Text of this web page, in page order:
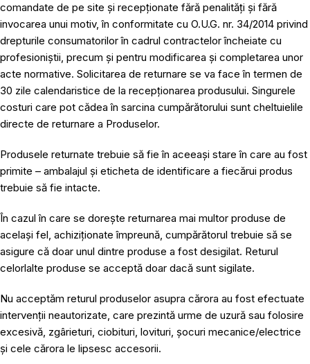
comandate de pe site și recepționate fără penalități și fără
invocarea unui motiv, în conformitate cu O.U.G. nr. 34/2014 privind
drepturile consumatorilor în cadrul contractelor încheiate cu
profesioniștii, precum și pentru modificarea și completarea unor
acte normative. Solicitarea de returnare se va face în termen de
30 zile calendaristice de la recepționarea produsului. Singurele
costuri care pot cădea în sarcina cumpărătorului sunt cheltuielile
directe de returnare a Produselor.
Produsele returnate trebuie să fie în aceeași stare în care au fost
primite – ambalajul și eticheta de identificare a fiecărui produs
trebuie să fie intacte.
În cazul în care se dorește returnarea mai multor produse de
același fel, achiziționate împreună, cumpărătorul trebuie să se
asigure că doar unul dintre produse a fost desigilat. Returul
celorlalte produse se acceptă doar dacă sunt sigilate.
Nu acceptăm returul produselor asupra cărora au fost efectuate
intervenții neautorizate, care prezintă urme de uzură sau folosire
excesivă, zgârieturi, ciobituri, lovituri, șocuri mecanice/electrice
și cele cărora le lipsesc accesorii.